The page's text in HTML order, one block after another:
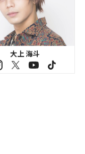
大上 海斗